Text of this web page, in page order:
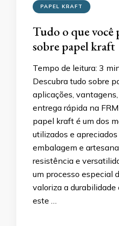
PAPEL KRAFT
Tudo o que você
sobre papel kraft
Tempo de leitura: 3
Descubra tudo sobre
aplicações,
entrega rápida na
papel kraft é um dos
utilizados e
embalagem e
resistência e
um processo especial
valoriza a
este …